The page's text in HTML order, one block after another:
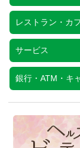
レストラン・カ
サービス
銀行・ATM・キ